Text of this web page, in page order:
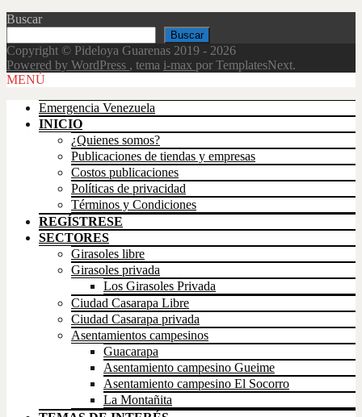
Buscar
Buscar
Copyright © Pideloya Guarenas 2019 - 2026
Powered by WordPress , tema i-max por TemplatesNext.
Scroll
MENÚ
Emergencia Venezuela
INICIO
¿Quienes somos?
Publicaciones de tiendas y empresas
Costos publicaciones
Políticas de privacidad
Términos y Condiciones
REGÍSTRESE
SECTORES
Girasoles libre
Girasoles privada
Los Girasoles Privada
Ciudad Casarapa Libre
Ciudad Casarapa privada
Asentamientos campesinos
Guacarapa
Asentamiento campesino Gueime
Asentamiento campesino El Socorro
La Montañita